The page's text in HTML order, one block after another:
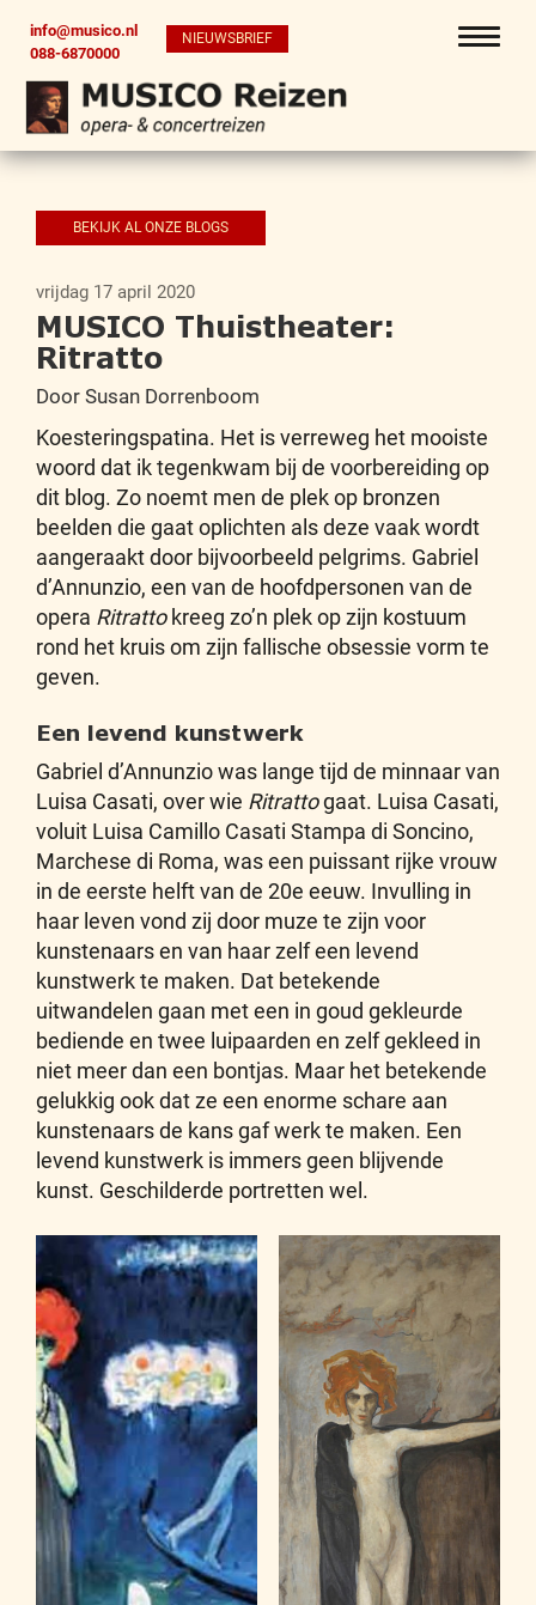
info@musico.nl
088-6870000
NIEUWSBRIEF
BEKIJK AL ONZE BLOGS
vrijdag 17 april 2020
MUSICO Thuistheater:
Ritratto
Door Susan Dorrenboom
Koesteringspatina. Het is verreweg het mooiste
woord dat ik tegenkwam bij de voorbereiding op
dit blog. Zo noemt men de plek op bronzen
beelden die gaat oplichten als deze vaak wordt
aangeraakt door bijvoorbeeld pelgrims. Gabriel
d’Annunzio, een van de hoofdpersonen van de
opera Ritrattokreeg zo’n plek op zijn kostuum
rond het kruis om zijn fallische obsessie vorm te
geven.
Een levend kunstwerk
Gabriel d’Annunzio was lange tijd de minnaar van
Luisa Casati, over wie Ritrattogaat. Luisa Casati,
voluit Luisa Camillo Casati Stampa di Soncino,
Marchese di Roma, was een puissant rijke vrouw
in de eerste helft van de 20e eeuw. Invulling in
haar leven vond zij door muze te zijn voor
kunstenaars en van haar zelf een levend
kunstwerk te maken. Dat betekende
uitwandelen gaan met een in goud gekleurde
bediende en twee luipaarden en zelf gekleed in
niet meer dan een bontjas. Maar het betekende
gelukkig ook dat ze een enorme schare aan
kunstenaars de kans gaf werk te maken. Een
levend kunstwerk is immers geen blijvende
kunst. Geschilderde portretten wel.